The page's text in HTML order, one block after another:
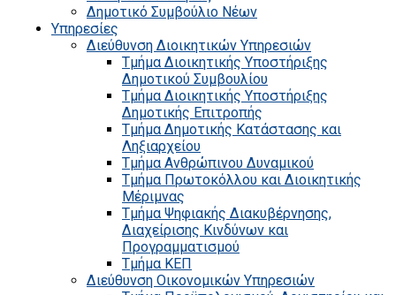
Δημοτικό Συμβούλιο Νέων
Υπηρεσίες
Διεύθυνση Διοικητικών Υπηρεσιών
Τμήμα Διοικητικής Υποστήριξης
Δημοτικού Συμβουλίου
Τμήμα Διοικητικής Υποστήριξης
Δημοτικής Επιτροπής
Τμήμα Δημοτικής Κατάστασης και
Ληξιαρχείου
Τμήμα Ανθρώπινου Δυναμικού
Τμήμα Πρωτοκόλλου και Διοικητικής
Μέριμνας
Τμήμα Ψηφιακής Διακυβέρνησης,
Διαχείρισης Κινδύνων και
Προγραμματισμού
Τμήμα ΚΕΠ
Διεύθυνση Οικονομικών Υπηρεσιών